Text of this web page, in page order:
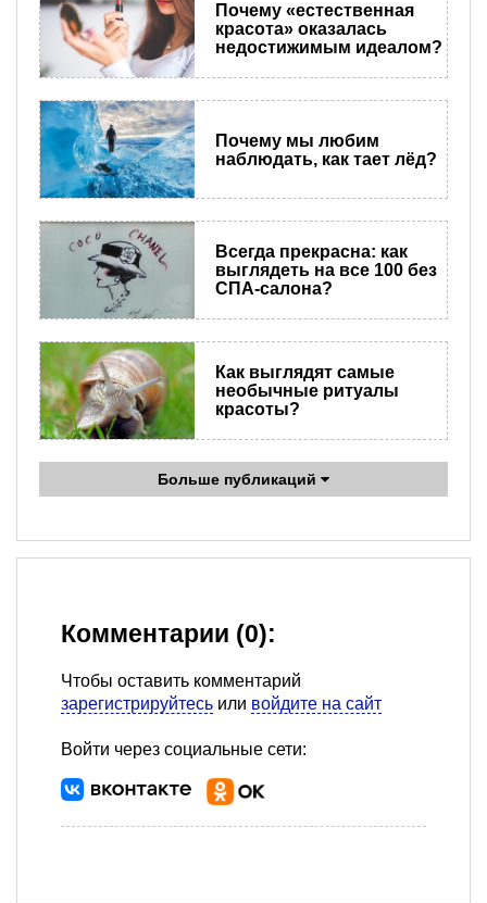
Почему «естественная
красота» оказалась
недостижимым идеалом?
Почему мы любим
наблюдать, как тает лёд?
Всегда прекрасна: как
выглядеть на все 100 без
СПА-салона?
Как выглядят самые
необычные ритуалы
красоты?
Больше публикаций
Комментарии (0):
Чтобы оставить комментарий
зарегистрируйтесь или войдите на сайт
Войти через социальные сети: